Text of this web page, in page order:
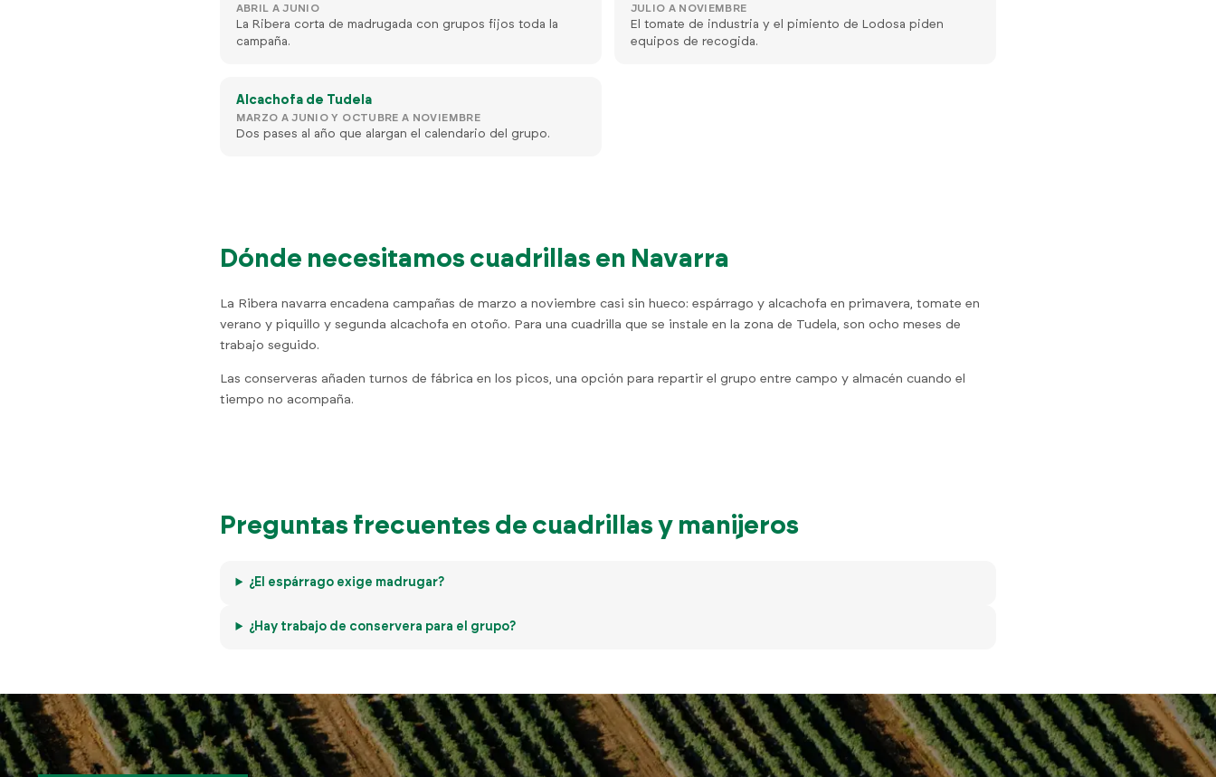
ABRIL A JUNIO
La Ribera corta de madrugada con grupos fijos toda la
campaña.
JULIO A NOVIEMBRE
El tomate de industria y el pimiento de Lodosa piden
equipos de recogida.
Alcachofa de Tudela
MARZO A JUNIO Y OCTUBRE A NOVIEMBRE
Dos pases al año que alargan el calendario del grupo.
Dónde necesitamos cuadrillas en Navarra
La Ribera navarra encadena campañas de marzo a noviembre casi sin hueco: espárrago y alcachofa en primavera, tomate en
verano y piquillo y segunda alcachofa en otoño. Para una cuadrilla que se instale en la zona de Tudela, son ocho meses de
trabajo seguido.
Las conserveras añaden turnos de fábrica en los picos, una opción para repartir el grupo entre campo y almacén cuando el
tiempo no acompaña.
Preguntas frecuentes de cuadrillas y manijeros
¿El espárrago exige madrugar?
¿Hay trabajo de conservera para el grupo?